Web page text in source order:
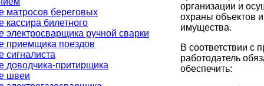
матросов береговых
кассира билетного
электросварщика ручной сварки
приемщика поездов
сигналиста
доводчика-притирщика
швеи
организации и
охраны объектов и
имущества.
В соответствии с
работодатель
обеспечить: